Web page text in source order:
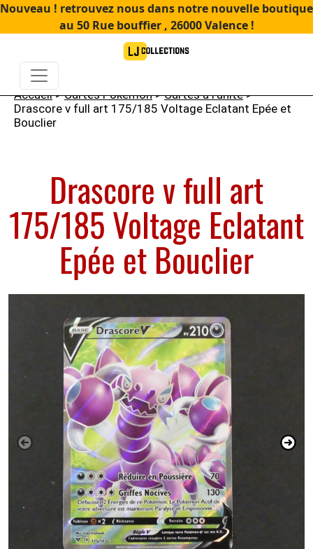
Nouveau ! retrouvez nous dans notre nouvelle boutique
au 50 Rue bouffier , 26000 Valence !
Accueil>Cartes Pokémon>Cartes à l'unité>
Drascore v full art 175/185 Voltage Eclatant Epée et
Bouclier
Drascore v full art
175/185 Voltage Eclatant
Epée et Bouclier